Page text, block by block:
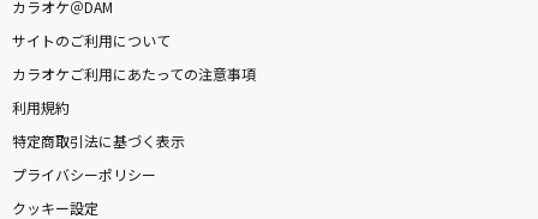
カラオケ＠DAM
サイトのご利用について
カラオケご利用にあたっての注意事項
利用規約
特定商取引法に基づく表示
プライバシーポリシー
クッキー設定